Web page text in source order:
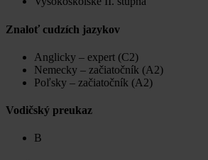
Znaloť cudzích jazykov
Anglicky – expert (C2)
Nemecky – začiatočník (A2)
Poľsky – začiatočník (A2)
Vodičský preukaz
B